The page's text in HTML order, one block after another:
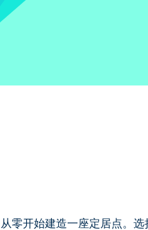
零开始建造一座定居点。